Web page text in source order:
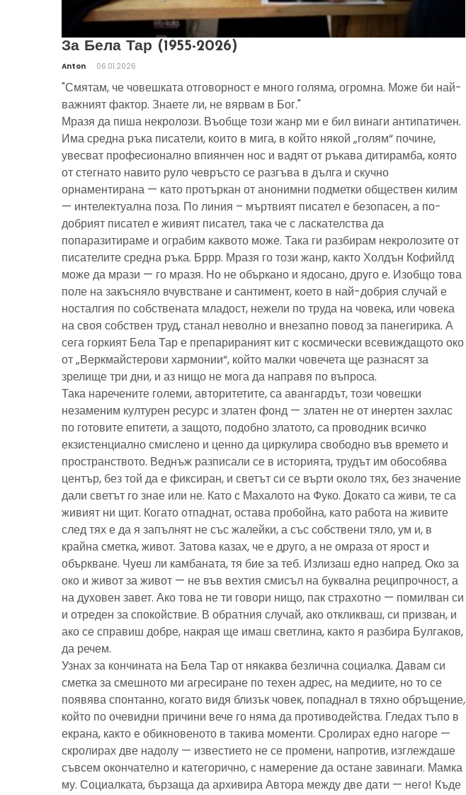
За Бела Тар (1955-2026)
Anton 06.01.2026
"Смятам, че човешката отговорност е много голяма, огромна. Може би най-
важният фактор. Знаете ли, не вярвам в Бог."
Мразя да пиша некролози. Въобще този жанр ми е бил винаги антипатичен.
Има средна ръка писатели, които в мига, в който някой „голям“ почине,
увесват професионално впиянчен нос и вадят от ръкава дитирамба, която
от стегнато навито руло чевръсто се разгъва в дълга и скучно
орнаментирана — като протъркан от анонимни подметки обществен килим
— интелектуална поза. По линия – мъртвият писател е безопасен, а по-
добрият писател е живият писател, така че с ласкателства да
попаразитираме и ограбим каквото може. Така ги разбирам некролозите от
писателите средна ръка. Бррр. Мразя го този жанр, както Холдън Кофийлд
може да мрази — го мразя. Но не объркано и ядосано, друго е. Изобщо това
поле на закъсняло вчувстване и сантимент, което в най-добрия случай е
носталгия по собствената младост, нежели по труда на човека, или човека
на своя собствен труд, станал неволно и внезапно повод за панегирика. А
сега горкият Бела Тар е препарираният кит с космически всевиждащото око
от „Веркмайстерови хармонии“, който малки човечета ще разнасят за
зрелище три дни, и аз нищо не мога да направя по въпроса.
Така наречените големи, авторитетите, са авангардът, този човешки
незаменим културен ресурс и златен фонд — златен не от инертен захлас
по готовите епитети, а защото, подобно златото, са проводник всичко
екзистенциално смислено и ценно да циркулира свободно във времето и
пространството. Веднъж разписали се в историята, трудът им обособява
център, без той да е фиксиран, и светът си се върти около тях, без значение
дали светът го знае или не. Като с Махалото на Фуко. Докато са живи, те са
живият ни щит. Когато отпаднат, остава пробойна, като работа на живите
след тях е да я запълнят не със жалейки, а със собствени тяло, ум и, в
крайна сметка, живот. Затова казах, че е друго, а не омраза от ярост и
объркване. Чуеш ли камбаната, тя бие за теб. Излизаш едно напред. Око за
око и живот за живот — не във вехтия смисъл на буквална реципрочност, а
на духовен завет. Ако това не ти говори нищо, пак страхотно — помилван си
и отреден за спокойствие. В обратния случай, ако откликваш, си призван, и
ако се справиш добре, накрая ще имаш светлина, както я разбира Булгаков,
да речем.
Узнах за кончината на Бела Тар от някаква безлична социалка. Давам си
сметка за смешното ми агресиране по техен адрес, на медиите, но то се
появява спонтанно, когато видя близък човек, попаднал в тяхно обръщение,
който по очевидни причини вече го няма да противодейства. Гледах тъпо в
екрана, както е обикновеното в такива моменти. Сролирах едно нагоре —
скролирах две надолу — известието не се промени, напротив, изглеждаше
съвсем окончателно и категорично, с намерение да остане завинаги. Мамка
му. Социалката, бързаща да архивира Автора между две дати — него! Къде